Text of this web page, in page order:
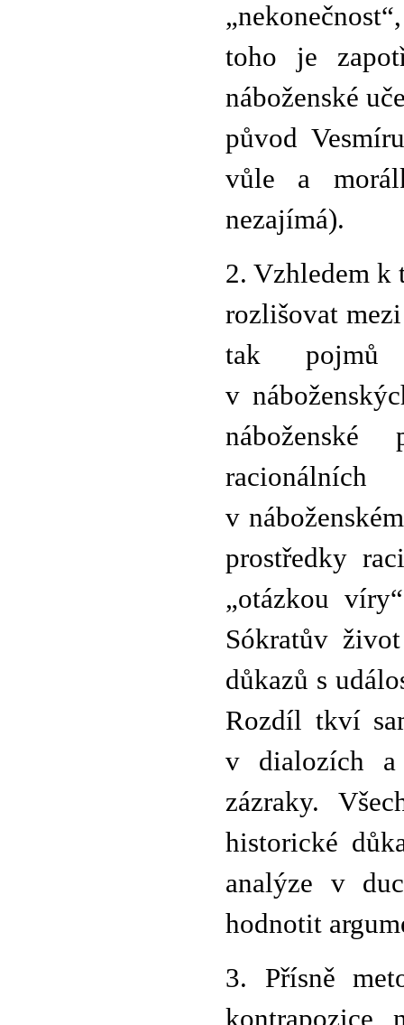
toho je
náboženské
původ
vůle a
nezajímá).
2. Vzhledem k
rozlišovat
tak pojmů
v
v
prostředky
„otázkou
Sókratův
důkazů s
Rozdíl tkví
v dialozích a
zázraky.
historické
analýze v
hodnotit
3. Přísně
kontrapozice